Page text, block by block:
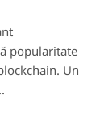
popularitate
Un